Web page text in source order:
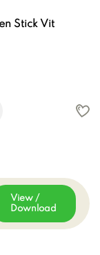
Stick Vit
View /
Download